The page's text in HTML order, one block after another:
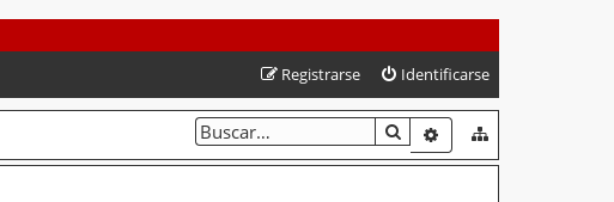
Identificarse
Registrarse
BUSCARBÚSQUEDA